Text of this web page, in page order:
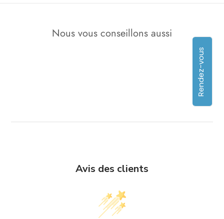
Rendez-vous
Nous vous conseillons aussi
Avis des clients